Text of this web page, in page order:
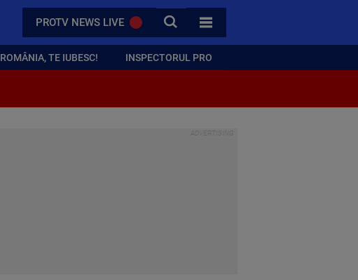
PROTV NEWS LIVE CAUTA
TOATE CATEGORIILE
ROMÂNIA, TE IUBESC! INSPECTORUL PRO